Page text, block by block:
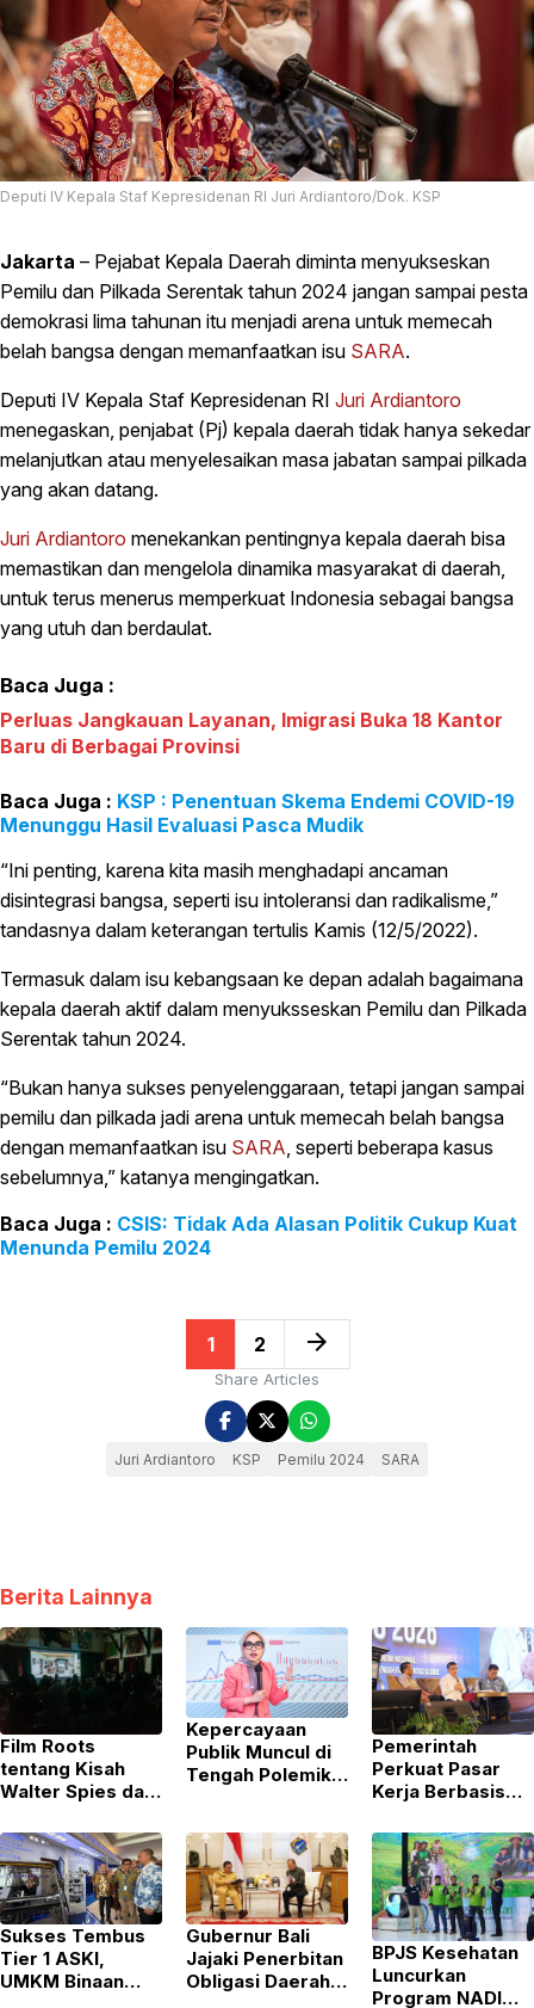
Deputi IV Kepala Staf Kepresidenan RI Juri Ardiantoro/Dok. KSP
Jakarta – Pejabat Kepala Daerah diminta menyukseskan
Pemilu dan Pilkada Serentak tahun 2024 jangan sampai pesta
demokrasi lima tahunan itu menjadi arena untuk memecah
belah bangsa dengan memanfaatkan isu SARA.
Deputi IV Kepala Staf Kepresidenan RI Juri Ardiantoro
menegaskan, penjabat (Pj) kepala daerah tidak hanya sekedar
melanjutkan atau menyelesaikan masa jabatan sampai pilkada
yang akan datang.
Juri Ardiantoro menekankan pentingnya kepala daerah bisa
memastikan dan mengelola dinamika masyarakat di daerah,
untuk terus menerus memperkuat Indonesia sebagai bangsa
yang utuh dan berdaulat.
Baca Juga :
Perluas Jangkauan Layanan, Imigrasi Buka 18 Kantor
Baru di Berbagai Provinsi
KSP : Penentuan Skema Endemi COVID-19
Menunggu Hasil Evaluasi Pasca Mudik
“Ini penting, karena kita masih menghadapi ancaman
disintegrasi bangsa, seperti isu intoleransi dan radikalisme,”
tandasnya dalam keterangan tertulis Kamis (12/5/2022).
Termasuk dalam isu kebangsaan ke depan adalah bagaimana
kepala daerah aktif dalam menyuksseskan Pemilu dan Pilkada
Serentak tahun 2024.
“Bukan hanya sukses penyelenggaraan, tetapi jangan sampai
pemilu dan pilkada jadi arena untuk memecah belah bangsa
dengan memanfaatkan isu SARA , seperti beberapa kasus
sebelumnya,” katanya mengingatkan.
CSIS: Tidak Ada Alasan Politik Cukup Kuat
Menunda Pemilu 2024
1 2 arrow_forward
Share Articles
Juri Ardiantoro KSP Pemilu 2024 SARA
Berita Lainnya
Film Roots
tentang Kisah
Walter Spies dan
Michael
Schindhelm di
Jakarta Menuai
Banyak Pujian
Kepercayaan
Publik Muncul di
Tengah Polemik
Kepala BGN Baru
Pemerintah
Perkuat Pasar
Kerja Berbasis
Guna Atasi
Kesenjangan
Industri
Sukses Tembus
Tier 1 ASKI,
UMKM Binaan
Gubernur Bali
Jajaki Penerbitan
Obligasi Daerah
BPJS Kesehatan
Luncurkan
Program NADI